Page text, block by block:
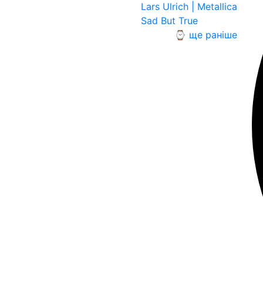
Lars Ulrich | Metallica
Sad But True
⌚ ще раніше